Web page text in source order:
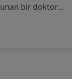
Bu kurumda online uygunluğu bulunan bir doktor veya uzman bulunamadı